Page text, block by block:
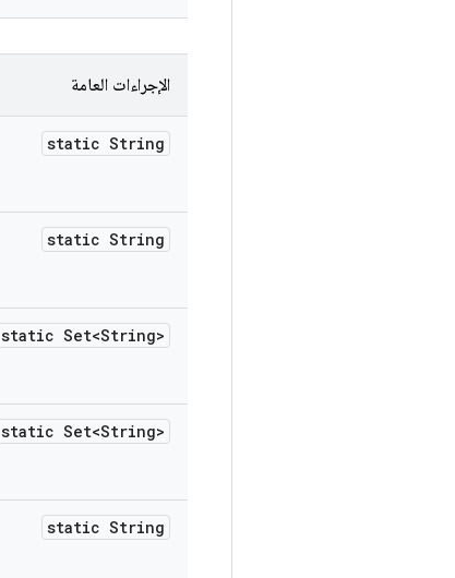
الإجراءات العامة
static String
static String
static Set<String>
static Set<String>
static String